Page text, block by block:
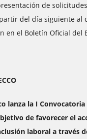
de
del día siguiente al
en el Boletín Oficial del
lanza la I Convocatoria
de favorecer el
laboral a través